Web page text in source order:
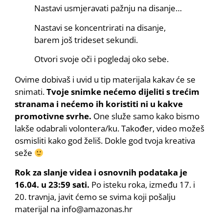
Nastavi usmjeravati pažnju na disanje…
Nastavi se koncentrirati na disanje,
barem još trideset sekundi.
Otvori svoje oči i pogledaj oko sebe.
Ovime dobivaš i uvid u tip materijala kakav će se
snimati.Tvoje snimke nećemo dijeliti s trećim
stranama i nećemo ih koristiti ni u kakve
promotivne svrhe. One služe samo kako bismo
lakše odabrali volontera/ku. Također, video možeš
osmisliti kako god želiš. Dokle god tvoja kreativa
seže
Rok za slanje videa i osnovnih podataka je
16.04. u 23:59 sati. Po isteku roka, između 17. i
20. travnja, javit ćemo se svima koji pošalju
materijal na info@amazonas.hr